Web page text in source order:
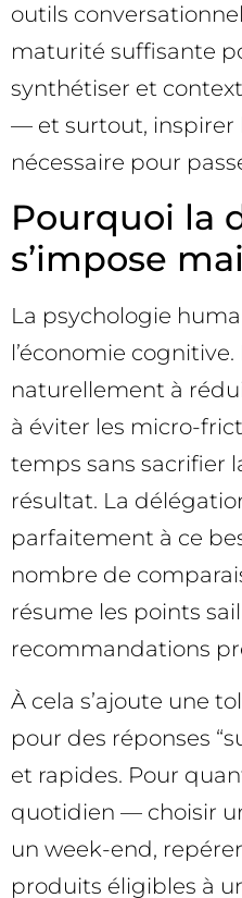
outils
maturité suffisante
synthétiser et
— et surtout, inspirer
nécessaire pour
Pourquoi la
s’impose
La psychologie
l’économie
naturellement à
à éviter les micro-
temps sans sacrifier
résultat. La
parfaitement à ce
nombre de
résume les points
recommandations
À cela s’ajoute une
pour des réponses
et rapides. Pour
quotidien — choisir
un week-end,
produits éligibles à